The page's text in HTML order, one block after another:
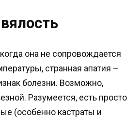
она не сопровождается
странная апатия –
болезни. Возможно,
Разумеется, есть просто
(особенно кастраты и